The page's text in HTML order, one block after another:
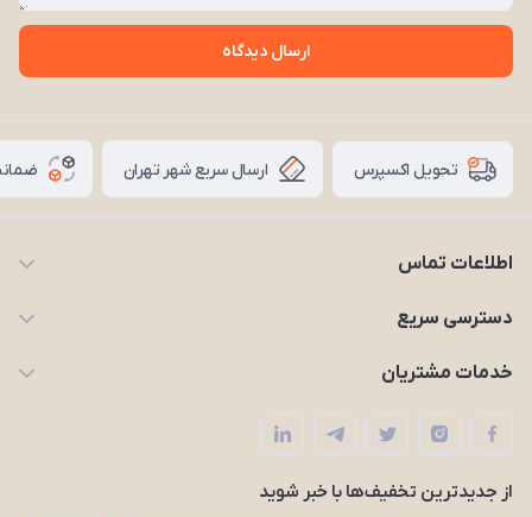
ارسال دیدگاه
تحویل اکسپرس ارسال سریع شهر تهران
اطلاعات تماس
09203227926
دسترسی سریع
حساب کاربری
لیست محصولات
درباره ما
خدمات مشتریان
قوانین و مقررات
حریم خصوصی
راهنما
از جدید‌ترین تخفیف‌ها با‌ خبر شوید